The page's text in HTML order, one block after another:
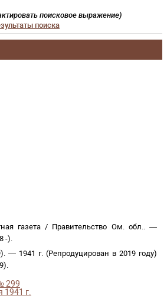
поисковое выражение)
поиска
газета / Правительство Ом. обл.. —
-).
. — 1941 г. (Репродуцирован в 2019 году)
).
299
1941 г.